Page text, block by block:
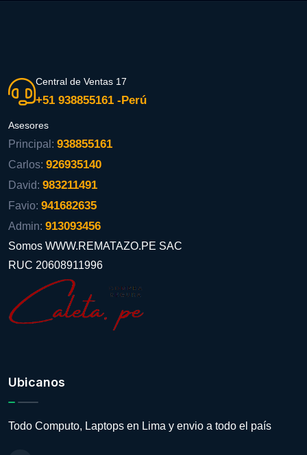
Central de Ventas 17
+51 938855161 -Perú
Asesores
Principal: 938855161
Carlos: 926935140
David: 983211491
Favio: 941682635
Admin: 913093456
Somos WWW.REMATAZO.PE SAC
RUC 20608911996
Ubicanos
Todo Computo, Laptops en Lima y envio a todo el país